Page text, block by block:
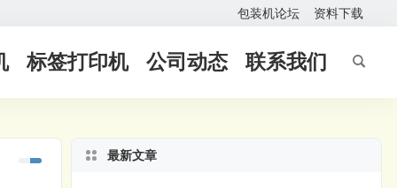
包装机论坛 资料下载
标签打印机 公司动态 联系我们
最新文章